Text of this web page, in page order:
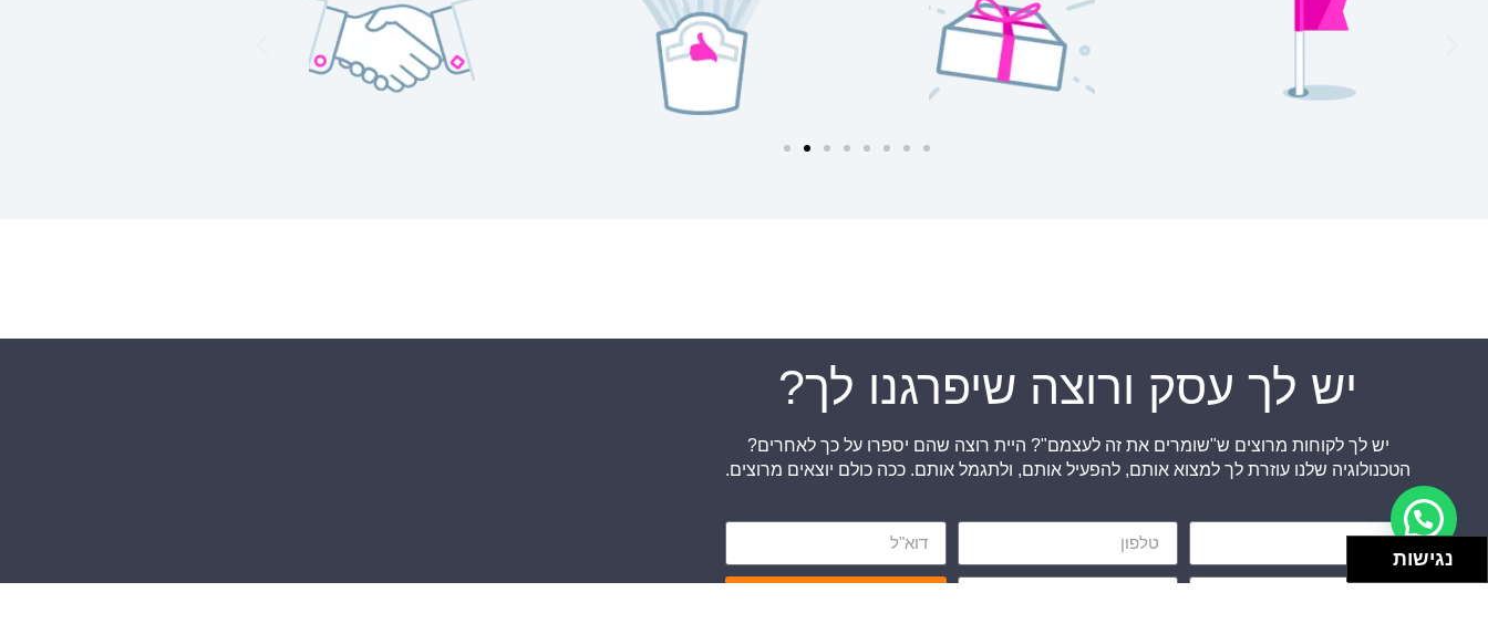
יש לך עסק ורוצה שיפרגנו לך?
יש לך לקוחות מרוצים ש"שומרים את זה לעצמם"? היית רוצה שהם יספרו על כך לאחרים?
הטכנולוגיה שלנו עוזרת לך למצוא אותם, להפעיל אותם, ולתגמל אותם. ככה כולם יוצאים מרוצים.
נגישות